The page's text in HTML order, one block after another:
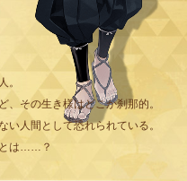
。
その生き様はどこか刹那的。
い人間として恐れられている。
とは……？